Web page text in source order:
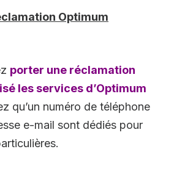
Optimum
porter une réclamation
les services d’Optimum
qu’un numéro de téléphone
e-mail sont dédiés pour